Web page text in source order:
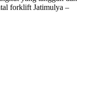
forklift Jatimulya –